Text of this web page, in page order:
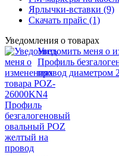
Ярлычки-вставки (9)
Скачать прайс (1)
Уведомления о товарах
Уведомить меня о
Профиль
провод диаметром